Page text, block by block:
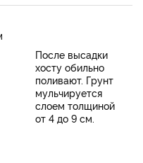
После высадки
хосту обильно
поливают. Грунт
мульчируется
слоем толщиной
от 4 до 9 см.